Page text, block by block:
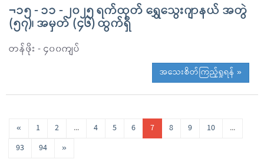
¬၁၅ - ၁၁ - ၂၀၂၅ ရက်ထုတ် ရွှေသွေးဂျာနယ် အတွဲ
(၅၇)၊ အမှတ် (၄၆) ထွက်ရှိ
တန်ဖိုး - ၄၀၀ကျပ်
အသေးစိတ်ကြည့်ရှုရန် »
« 1 2 ... 4 5 6 7 8 9 10
...
93
94 »